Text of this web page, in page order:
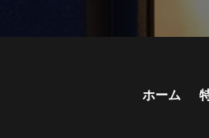
ホーム